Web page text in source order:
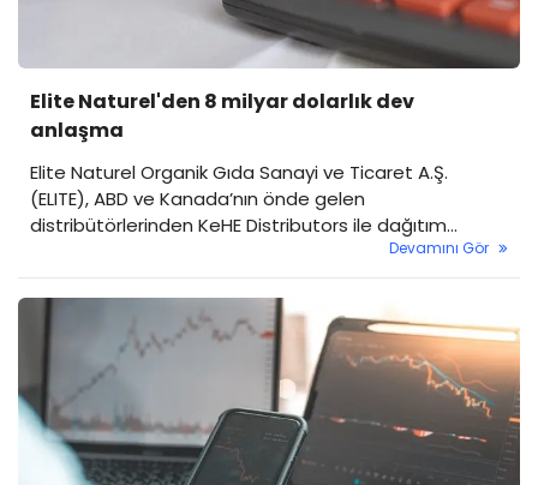
Elite Naturel'den 8 milyar dolarlık dev
anlaşma
Elite Naturel Organik Gıda Sanayi ve Ticaret A.Ş.
(ELITE), ABD ve Kanada’nın önde gelen
distribütörlerinden KeHE Distributors ile dağıtım
sözleşmesi imzaladığını duyurdu. Şirket, Kamuyu
Aydınlatma Platformu’na (KAP) yaptığı açıklamada
anlaşmaya ilişkin detayları paylaştı.
Devamını Gör